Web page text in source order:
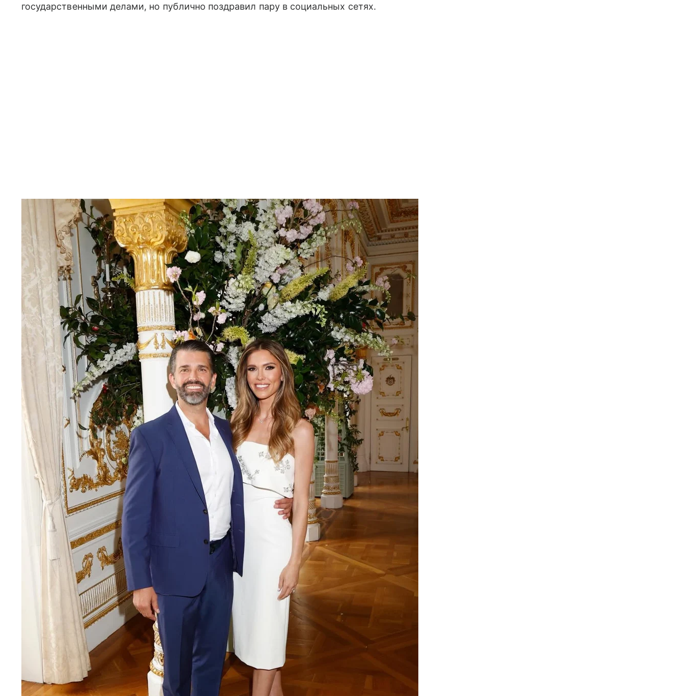
государственными делами, но публично поздравил пару в социальных сетях.